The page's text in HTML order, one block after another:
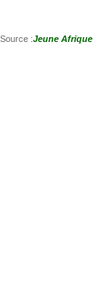
Source :Jeune Afrique